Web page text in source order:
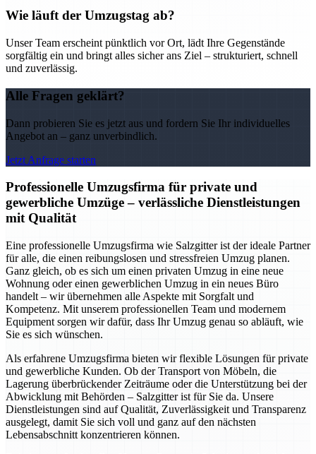
Wie läuft der Umzugstag ab?
Unser Team erscheint pünktlich vor Ort, lädt Ihre Gegenstände
sorgfältig ein und bringt alles sicher ans Ziel – strukturiert, schnell
und zuverlässig.
Alle Fragen geklärt?
Dann probieren Sie es jetzt aus und fordern Sie Ihr individuelles
Angebot an – ganz unverbindlich.
Jetzt Anfrage starten
Professionelle Umzugsfirma für private und
gewerbliche Umzüge – verlässliche Dienstleistungen
mit Qualität
Eine professionelle Umzugsfirma wie Salzgitter ist der ideale Partner
für alle, die einen reibungslosen und stressfreien Umzug planen.
Ganz gleich, ob es sich um einen privaten Umzug in eine neue
Wohnung oder einen gewerblichen Umzug in ein neues Büro
handelt – wir übernehmen alle Aspekte mit Sorgfalt und
Kompetenz. Mit unserem professionellen Team und modernem
Equipment sorgen wir dafür, dass Ihr Umzug genau so abläuft, wie
Sie es sich wünschen.
Als erfahrene Umzugsfirma bieten wir flexible Lösungen für private
und gewerbliche Kunden. Ob der Transport von Möbeln, die
Lagerung überbrückender Zeiträume oder die Unterstützung bei der
Abwicklung mit Behörden – Salzgitter ist für Sie da. Unsere
Dienstleistungen sind auf Qualität, Zuverlässigkeit und Transparenz
ausgelegt, damit Sie sich voll und ganz auf den nächsten
Lebensabschnitt konzentrieren können.